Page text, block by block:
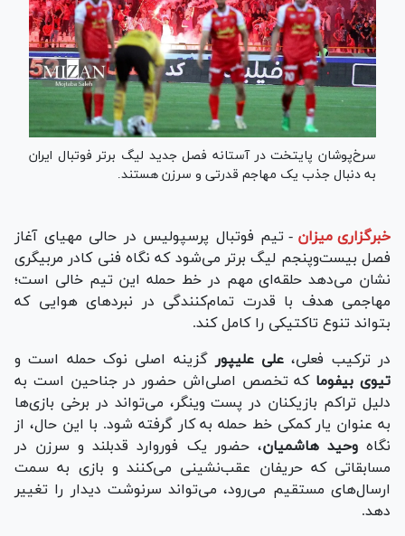
سرخ‌پوشان پایتخت در آستانه فصل جدید لیگ برتر فوتبال ایران
به‌ دنبال جذب یک مهاجم قدرتی و سرزن هستند.
خبرگزاری میزان - تیم فوتبال پرسپولیس در حالی مهیای آغاز
فصل بیست‌وپنجم لیگ برتر می‌شود که نگاه فنی کادر مربیگری
نشان می‌دهد حلقه‌ای مهم در خط حمله این تیم خالی است؛
مهاجمی هدف با قدرت تمام‌کنندگی در نبرد‌های هوایی که
بتواند تنوع تاکتیکی را کامل کند.
در ترکیب فعلی،علی علیپور گزینه اصلی نوک حمله است و
تیوی بیفوما که تخصص اصلی‌اش حضور در جناحین است به‌
دلیل تراکم بازیکنان در پست وینگر، می‌تواند در برخی بازی‌ها
به‌ عنوان یار کمکی خط حمله به کار گرفته شود. با این حال، از
نگاهوحید هاشمیان، حضور یک فوروارد قدبلند و سرزن در
مسابقاتی که حریفان عقب‌نشینی می‌کنند و بازی به سمت
ارسال‌های مستقیم می‌رود، می‌تواند سرنوشت دیدار را تغییر
دهد.